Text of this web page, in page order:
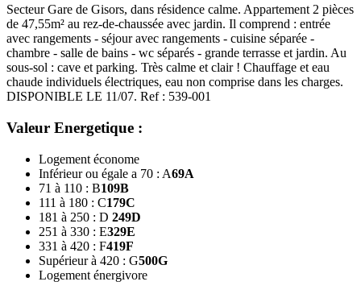
Secteur Gare de Gisors, dans résidence calme. Appartement 2 pièces
de 47,55m² au rez-de-chaussée avec jardin. Il comprend : entrée
avec rangements - séjour avec rangements - cuisine séparée -
chambre - salle de bains - wc séparés - grande terrasse et jardin. Au
sous-sol : cave et parking. Très calme et clair ! Chauffage et eau
chaude individuels électriques, eau non comprise dans les charges.
DISPONIBLE LE 11/07. Ref : 539-001
Valeur Energetique :
Logement économe
Inférieur ou égale a 70 : A69A
71 à 110 : B109B
111 à 180 : C179C
181 à 250 : D 249D
251 à 330 : E329E
331 à 420 : F419F
Supérieur à 420 : G500G
Logement énergivore